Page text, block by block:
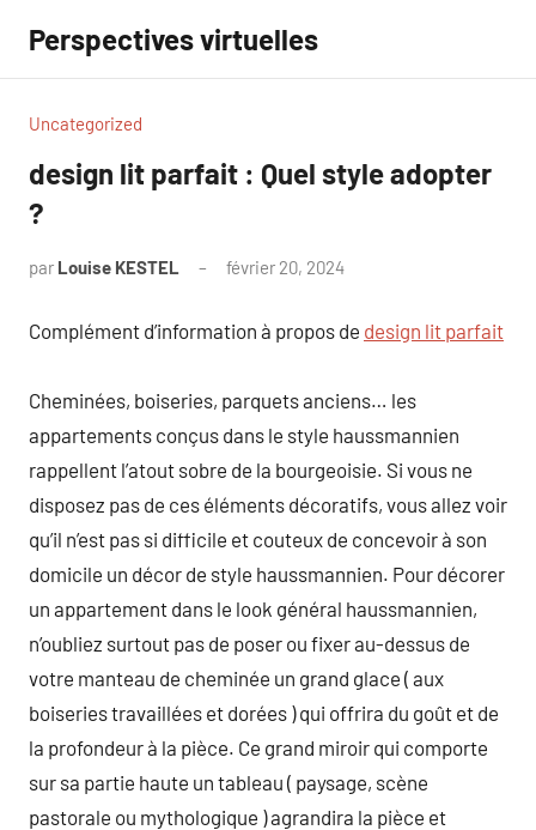
contenu
Perspectives virtuelles
Uncategorized
design lit parfait : Quel style adopter
?
par Louise KESTEL février 20, 2024
Complément d’information à propos de design lit parfait
Cheminées, boiseries, parquets anciens… les
appartements conçus dans le style haussmannien
rappellent l’atout sobre de la bourgeoisie. Si vous ne
disposez pas de ces éléments décoratifs, vous allez voir
qu’il n’est pas si difficile et couteux de concevoir à son
domicile un décor de style haussmannien. Pour décorer
un appartement dans le look général haussmannien,
n’oubliez surtout pas de poser ou fixer au-dessus de
votre manteau de cheminée un grand glace ( aux
boiseries travaillées et dorées ) qui offrira du goût et de
la profondeur à la pièce. Ce grand miroir qui comporte
sur sa partie haute un tableau ( paysage, scène
pastorale ou mythologique ) agrandira la pièce et